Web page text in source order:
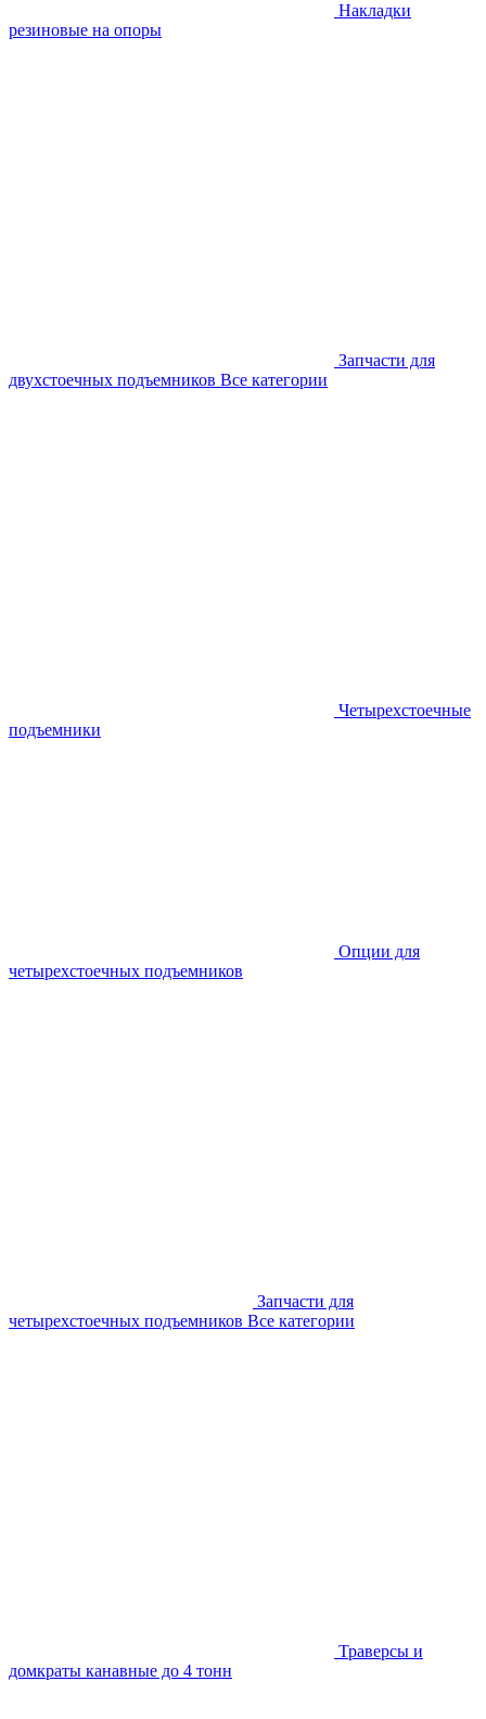
Накладки
резиновые на опоры
Запчасти для
двухстоечных подъемников Все категории
Четырехстоечные
подъемники
Опции для
четырехстоечных подъемников
Запчасти для
четырехстоечных подъемников Все категории
Траверсы и
домкраты канавные до 4 тонн